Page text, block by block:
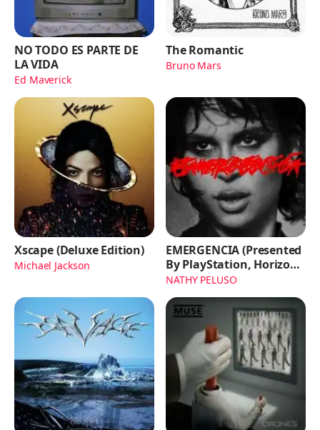
NO TODO ES PARTE DE
LA VIDA
Ed Maverick
The Romantic
Bruno Mars
Xscape (Deluxe Edition)
Michael Jackson
EMERGENCIA (Presented
By PlayStation, Horizon
Forbidden West)
NATHY PELUSO